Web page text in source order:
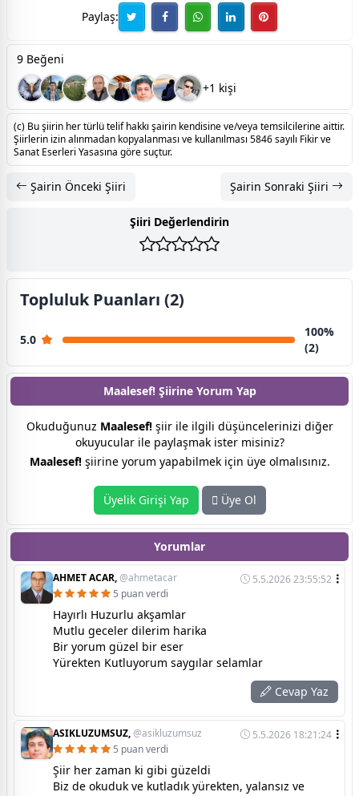
Paylaş:
9 Beğeni
+1 kişi
(c) Bu şiirin her türlü telif hakkı şairin kendisine ve/veya temsilcilerine aittir.
Şiirlerin izin alınmadan kopyalanması ve kullanılması 5846 sayılı Fikir ve
Sanat Eserleri Yasasına göre suçtur.
Şairin Önceki Şiiri Şairin Sonraki Şiiri
Şiiri Değerlendirin
Topluluk Puanları (2)
5.0
100%
(2)
Maalesef! Şiirine Yorum Yap
Okuduğunuz Maalesef!şiir ile ilgili düşüncelerinizi diğer
okuyucular ile paylaşmak ister misiniz?
Maalesef!şiirine yorum yapabilmek için üye olmalısınız.
Üyelik Girişi Yap Üye Ol
Yorumlar
AHMET ACAR,@ahmetacar
5.5.2026 23:55:52
5 puan verdi
Hayırlı Huzurlu akşamlar
Mutlu geceler dilerim harika
Bir yorum güzel bir eser
Yürekten Kutluyorum saygılar selamlar
Cevap Yaz
ASIKLUZUMSUZ,@asikluzumsuz
5.5.2026 18:21:24
5 puan verdi
Şiir her zaman ki gibi güzeldi
Biz de okuduk ve kutladık yürekten, yalansız ve